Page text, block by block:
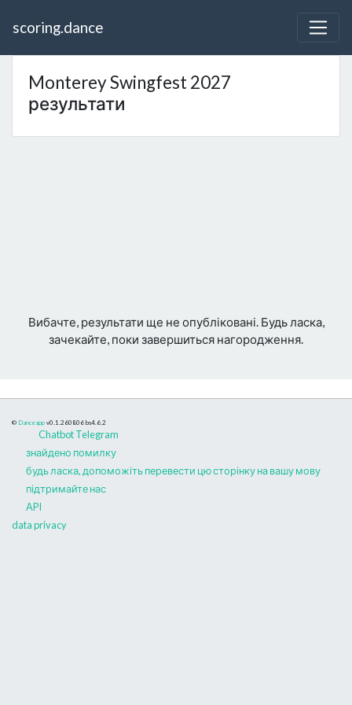
scoring.dance
Monterey Swingfest 2027
результати
Вибачте, результати ще не опубліковані. Будь ласка,
зачекайте, поки завершиться нагородження.
© Danceapp v0.1.260806 bs4.6.2
Chatbot Telegram
знайдено помилку
будь ласка, допоможіть перевести цю сторінку на вашу мову
підтримайте нас
API
data privacy